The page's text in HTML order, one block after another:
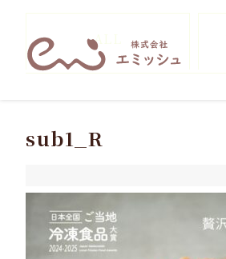
ALL
sub1_R